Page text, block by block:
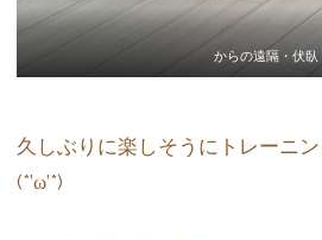
からの遠隔・伏臥
久しぶりに楽しそうにトレーニ
(*’ω’*)